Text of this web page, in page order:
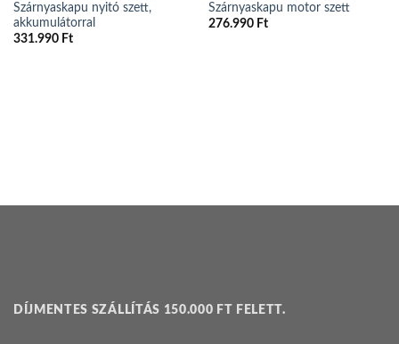
Szárnyaskapu nyitó szett,
akkumulátorral
331.990 Ft
Szárnyaskapu motor szett
276.990 Ft
DÍJMENTES SZÁLLÍTÁS 150.000 FT FELETT.